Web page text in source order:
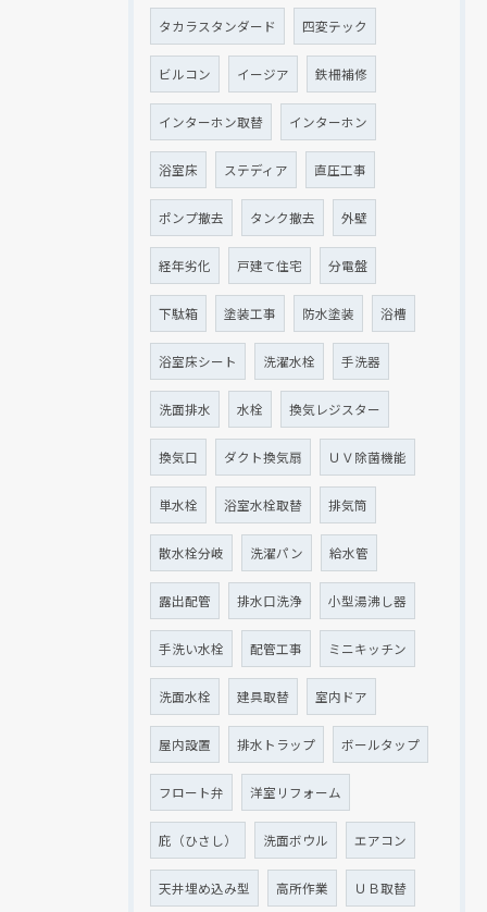
タカラスタンダード 四変テック
ビルコン イージア 鉄柵補修
インターホン取替 インターホン
浴室床 ステディア 直圧工事
ポンプ撤去 タンク撤去 外壁
経年劣化 戸建て住宅 分電盤
下駄箱 塗装工事 防水塗装 浴槽
浴室床シート 洗濯水栓 手洗器
洗面排水 水栓 換気レジスター
換気口 ダクト換気扇 ＵＶ除菌機能
単水栓 浴室水栓取替 排気筒
散水栓分岐 洗濯パン 給水管
露出配管 排水口洗浄 小型湯沸し器
手洗い水栓 配管工事 ミニキッチン
洗面水栓 建具取替 室内ドア
屋内設置 排水トラップ ボールタップ
フロート弁 洋室リフォーム
庇（ひさし） 洗面ボウル エアコン
天井埋め込み型 高所作業 ＵＢ取替